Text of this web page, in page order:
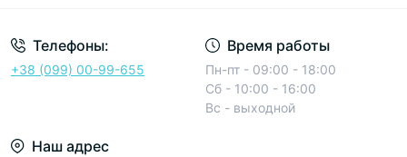
Телефоны:
+38 (099) 00-99-655
Время работы
Пн-пт - 09:00 - 18:00
Сб - 10:00 - 16:00
Вс - выходной
Наш адрес